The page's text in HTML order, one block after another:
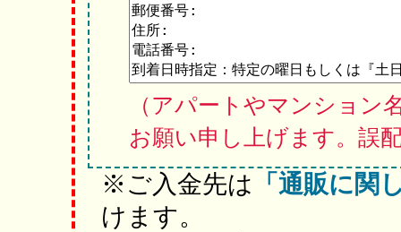
（アパートやマンション
お願い申し上げます。誤
※ご入金先は 「通販に関
けます。